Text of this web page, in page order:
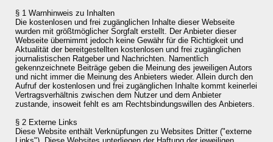
§ 1 Warnhinweis zu Inhalten
Die kostenlosen und frei zugänglichen Inhalte dieser Webseite
wurden mit größtmöglicher Sorgfalt erstellt. Der Anbieter dieser
Webseite übernimmt jedoch keine Gewähr für die Richtigkeit und
Aktualität der bereitgestellten kostenlosen und frei zugänglichen
journalistischen Ratgeber und Nachrichten. Namentlich
gekennzeichnete Beiträge geben die Meinung des jeweiligen Autors
und nicht immer die Meinung des Anbieters wieder. Allein durch den
Aufruf der kostenlosen und frei zugänglichen Inhalte kommt keinerlei
Vertragsverhältnis zwischen dem Nutzer und dem Anbieter
zustande, insoweit fehlt es am Rechtsbindungswillen des Anbieters.
§ 2 Externe Links
Diese Website enthält Verknüpfungen zu Websites Dritter ("externe